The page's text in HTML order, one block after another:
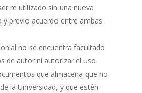
re utilizado sin una nueva
y previo acuerdo entre ambas
no se encuentra facultado
de autor ni autorizar el uso
que almacena que no
la Universidad, y que estén